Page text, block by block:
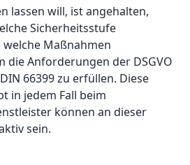
lassen will, ist angehalten,
Sicherheitsstufe
Maßnahmen
die Anforderungen der DSGVO
66399 zu erfüllen. Diese
in jedem Fall beim
können an dieser
sein.